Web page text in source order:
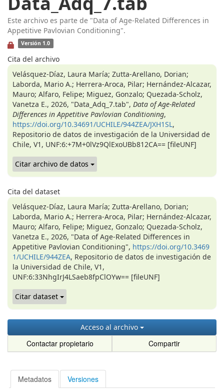
Este archivo es parte de "Data of Age-Related Differences in
Appetitive Pavlovian Conditioning".
Versión 1.0
Cita del archivo
Velásquez-Díaz, Laura María; Zutta-Arellano, Dorian;
Laborda, Mario A.; Herrera-Aroca, Pilar; Hernández-Alcazar,
Mauro; Alfaro, Felipe; Miguez, Gonzalo; Quezada-Scholz,
Vanetza E., 2026, "Data_Adq_7.tab", Data of Age-Related
Differences in Appetitive Pavlovian Conditioning,
https://doi.org/10.34691/UCHILE/944ZEA/JXH1SL,
Repositorio de datos de investigación de la Universidad de
Chile, V1, UNF:6:+7M+0lVz9QlExoUBb812CA== [fileUNF]
Citar archivo de datos
Cita del dataset
Velásquez-Díaz, Laura María; Zutta-Arellano, Dorian;
Laborda, Mario A.; Herrera-Aroca, Pilar; Hernández-Alcazar,
Mauro; Alfaro, Felipe; Miguez, Gonzalo; Quezada-Scholz,
Vanetza E., 2026, "Data of Age-Related Differences in
Appetitive Pavlovian Conditioning", https://doi.org/10.3469
1/UCHILE/944ZEA, Repositorio de datos de investigación de
la Universidad de Chile, V1,
UNF:6:33NhgIrJ4LSaeb8fpClOYw== [fileUNF]
Citar dataset
Acceso al archivo
Contactar propietario Compartir
Metadatos Versiones